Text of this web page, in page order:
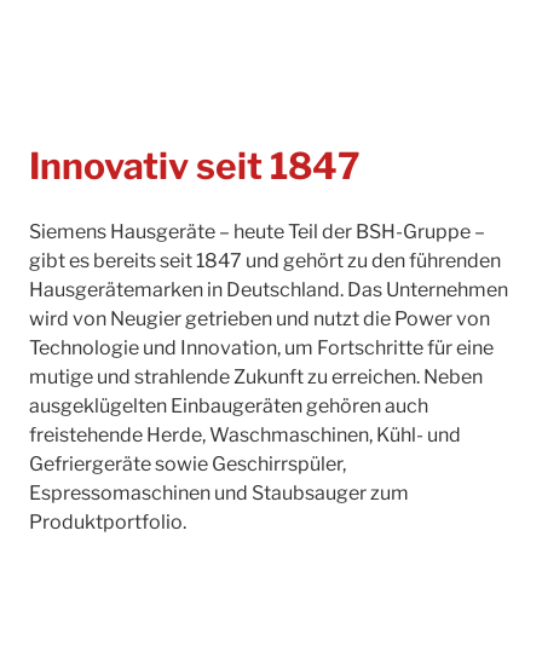
Innovativ seit 1847
Siemens Hausgeräte – heute Teil der BSH-Gruppe –
gibt es bereits seit 1847 und gehört zu den führenden
Hausgerätemarken in Deutschland. Das Unternehmen
wird von Neugier getrieben und nutzt die Power von
Technologie und Innovation, um Fortschritte für eine
mutige und strahlende Zukunft zu erreichen. Neben
ausgeklügelten Einbaugeräten gehören auch
freistehende Herde, Waschmaschinen, Kühl- und
Gefriergeräte sowie Geschirrspüler,
Espressomaschinen und Staubsauger zum
Produktportfolio.